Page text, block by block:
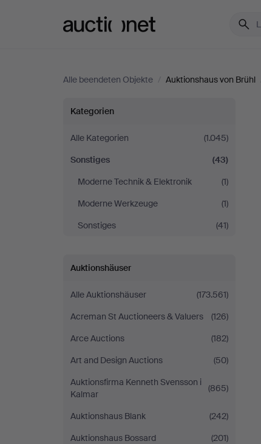
Alle beendeten Objekte / Auktionshaus von Brühl
Sonstiges
bei
Auktionshaus
von
Brühl
Kategorien
Alle Kategorien
(1.045)
Sonstiges
(43)
Moderne Technik & Elektronik
(1)
Moderne Werkzeuge
(1)
Sonstiges
(41)
Auktionshäuser
Alle Auktionshäuser
(173.561)
Acreman St Auctioneers & Valuers
(126)
Arce Auctions
(182)
Art and Design Auctions
(50)
Auktionsfirma Kenneth Svensson i
Kalmar
(865)
Auktionshaus Blank
(242)
Auktionshaus Bossard
(201)